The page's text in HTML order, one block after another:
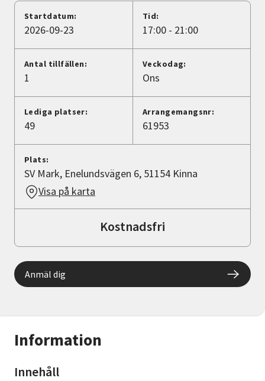
Lyssna
Information
Innehåll
Startdatum:
2026-09-23
Tid:
17:00 - 21:00
Antal tillfällen:
1
Veckodag:
Ons
Lediga platser:
49
Arrangemangsnr:
61953
Plats:
SV Mark, Enelundsvägen 6, 51154 Kinna
Visa på karta
Kostnadsfri
Anmäl dig